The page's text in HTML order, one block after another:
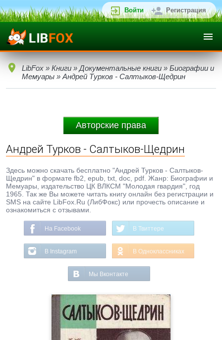
Войти Регистрация
LibFox » Книги » Документальные книги » Биографии и
Мемуары » Андрей Турков - Салтыков-Щедрин
Авторские права
Андрей Турков - Салтыков-Щедрин
Здесь можно скачать бесплатно "Андрей Турков - Салтыков-
Щедрин" в формате fb2, epub, txt, doc, pdf. Жанр: Биографии и
Мемуары, издательство ЦК ВЛКСМ "Молодая гвардия", год
1965. Так же Вы можете читать книгу онлайн без регистрации и
SMS на сайте LibFox.Ru (ЛибФокс) или прочесть описание и
ознакомиться с отзывами.
На Facebook В Твиттере
В Instagram В Одноклассниках
Мы Вконтакте